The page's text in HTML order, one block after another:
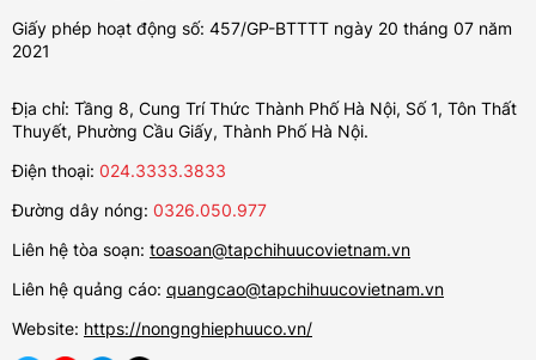
Giấy phép hoạt động số: 457/GP-BTTTT ngày 20 tháng 07 năm
2021
Địa chỉ: Tầng 8, Cung Trí Thức Thành Phố Hà Nội, Số 1, Tôn Thất
Thuyết, Phường Cầu Giấy, Thành Phố Hà Nội.
Điện thoại: 024.3333.3833
Đường dây nóng: 0326.050.977
Liên hệ tòa soạn: toasoan@tapchihuucovietnam.vn
Liên hệ quảng cáo: quangcao@tapchihuucovietnam.vn
Website: https://nongnghiephuuco.vn/